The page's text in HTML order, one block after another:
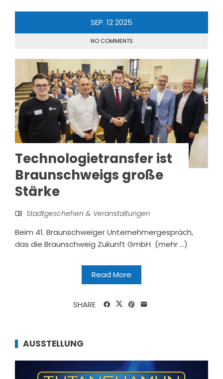
SEP. 122025
NO COMMENTS
Technologietransfer ist
Braunschweigs große
Stärke
Stadtgeschehen & Veranstaltungen
Beim 41. Braunschweiger Unternehmergespräch,
das die Braunschweig Zukunft GmbH (mehr …)
Read More
SHARE
AUSSTELLUNG